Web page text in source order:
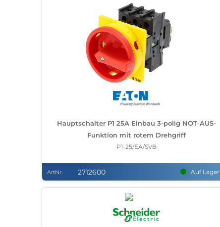
Hauptschalter P1 25A Einbau 3-polig NOT-AUS-
Funktion mit rotem Drehgriff
P1-25/EA/SVB
ArtNr. 2712600 Auf Lager